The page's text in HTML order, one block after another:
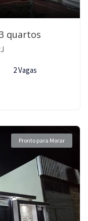
quartos
2 Vagas
Pronto para Morar